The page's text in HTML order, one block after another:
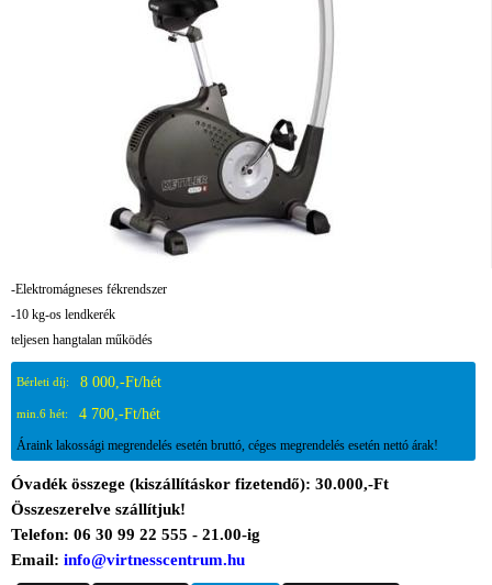
-Elektromágneses fékrendszer
-10 kg-os lendkerék
teljesen hangtalan működés
Bérleti díj: 8 000,-Ft/hét
min.6 hét: 4 700,-Ft/hét
Áraink lakossági megrendelés esetén bruttó, céges megrendelés esetén nettó árak!
Óvadék összege (kiszállításkor fizetendő): 30.000,-Ft
Összeszerelve szállítjuk!
Telefon: 06 30 99 22 555 - 21.00-ig
Email: info@virtnesscentrum.hu